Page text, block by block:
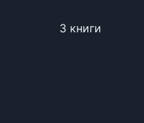
3 книги